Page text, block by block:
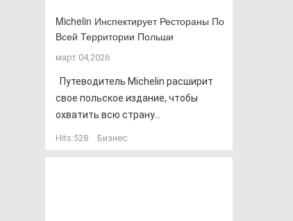
Michelin Инспектирует Рестораны По
Всей Территории Польши
март 04,2026
Путеводитель Michelin расширит
свое польское издание, чтобы
охватить всю страну...
Hits:528 Бизнес